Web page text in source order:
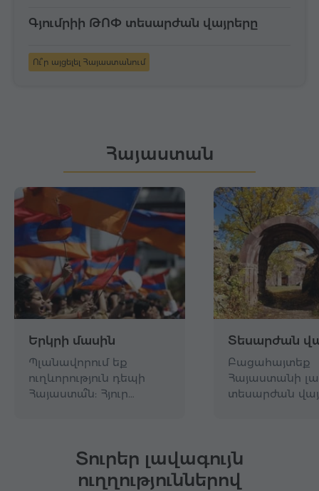
Գյումրիի ԹՈՓ տեսարժան վայրերը
Ու՞ր այցելել Հայաստանում
Հայաստան
Երկրի մասին
Պլանավորում եք
ուղևորություն դեպի
Հայաստա՞ն: Հյուր…
Տեսարժան
Բացահայտեք
Հայաստանի
տեսարժան
Տուրեր լավագույն
ուղղություններով